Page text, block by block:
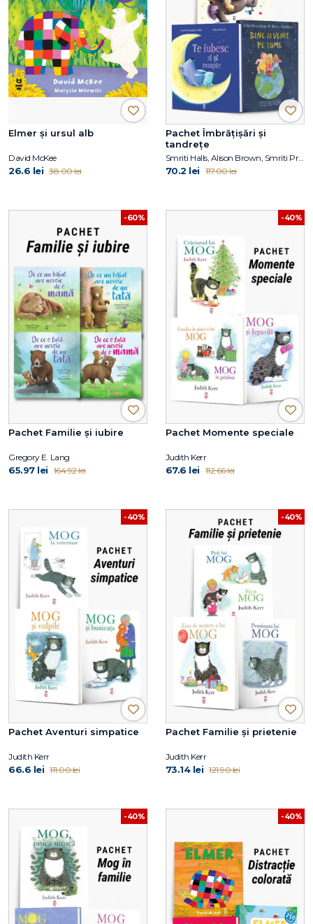
Elmer și ursul alb
David McKee
26.6 lei 38.00 lei
Pachet Îmbrățișări și
tandrețe
Smriti Halls, Alison Brown, Smriti Prasadam-Halls, Julia Donaldson
70.2 lei 117.00 lei
-60%
Pachet Familie și iubire
Gregory E. Lang
65.97 lei 164.92 lei
-40%
Pachet Momente speciale
Judith Kerr
67.6 lei 112.66 lei
-40%
Pachet Aventuri simpatice
Judith Kerr
66.6 lei 111.00 lei
-40%
Pachet Familie și prietenie
Judith Kerr
73.14 lei 121.90 lei
-40% -40%